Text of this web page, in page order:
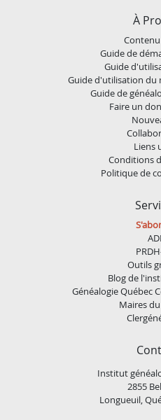
À
Guide de
Guide
Guide d'utilisation du
Guide de
Faire un
Liens
Conditions
Politique de
Outils
Blog de
Généalogie Québec
Maires
Institut
2855
Longueuil,